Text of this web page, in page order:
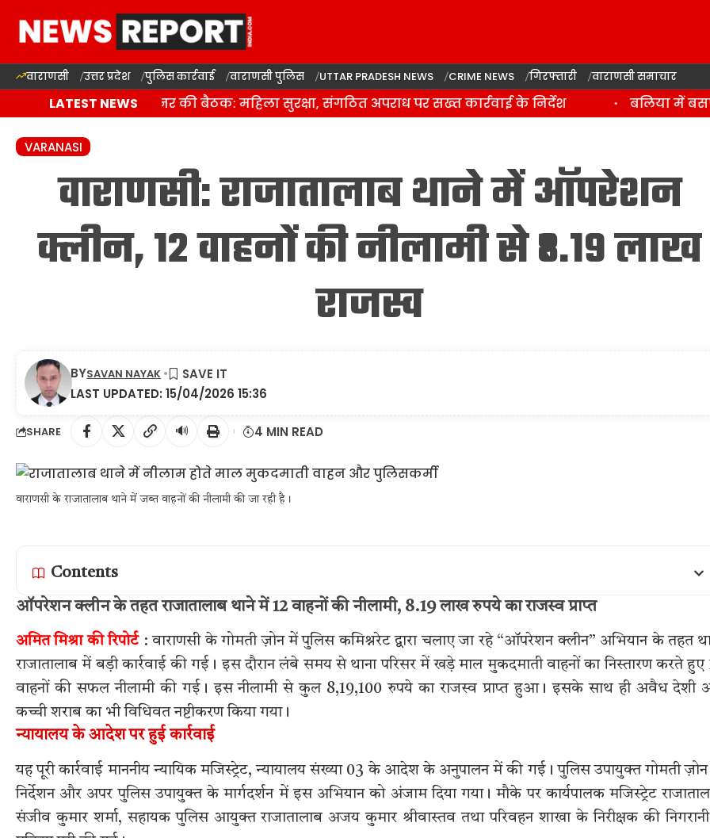
वाराणसी उत्तर प्रदेश पुलिस कार्रवाई वाराणसी पुलिस UTTAR PRADESH NEWS CRIME NEWS गिरफ्तारी वाराणसी समाचार
LATEST NEWS
वाराणसी पुलिस कमिश्नर की बैठक: महिला सुरक्षा, संगठित अपराध पर सख्त कार्रवाई के निर्देश बलिया में
VARANASI
वाराणसी: राजातालाब थाने में ऑपरेशन
क्लीन, 12 वाहनों की नीलामी से ₹8.19 लाख
राजस्व
LAST UPDATED: 15/04/2026 15:36
BYSAVAN NAYAK
SHARE 🔊 4 MIN READ
वाराणसी के राजातालाब थाने में जब्त वाहनों की नीलामी की जा रही है।
Contents
ऑपरेशन क्लीन के तहत राजातालाब थाने में 12 वाहनों की नीलामी, 8.19 लाख रुपये का राजस्व प्राप्त
अमित मिश्रा की रिपोर्ट : वाराणसी के गोमती ज़ोन में पुलिस कमिश्नरेट द्वारा चलाए जा रहे “ऑपरेशन क्लीन” अभियान के तहत
राजातालाब में बड़ी कार्रवाई की गई। इस दौरान लंबे समय से थाना परिसर में खड़े माल मुकदमाती वाहनों का निस्तारण करते हुए
वाहनों की सफल नीलामी की गई। इस नीलामी से कुल 8,19,100 रुपये का राजस्व प्राप्त हुआ। इसके साथ ही अवैध देशी
कच्ची शराब का भी विधिवत नष्टीकरण किया गया।
न्यायालय के आदेश पर हुई कार्रवाई
यह पूरी कार्रवाई माननीय न्यायिक मजिस्ट्रेट, न्यायालय संख्या 03 के आदेश के अनुपालन में की गई। पुलिस उपायुक्त गोमती
निर्देशन और अपर पुलिस उपायुक्त के मार्गदर्शन में इस अभियान को अंजाम दिया गया। मौके पर कार्यपालक मजिस्ट्रेट
संजीव कुमार शर्मा, सहायक पुलिस आयुक्त राजातालाब अजय कुमार श्रीवास्तव तथा परिवहन शाखा के निरीक्षक की